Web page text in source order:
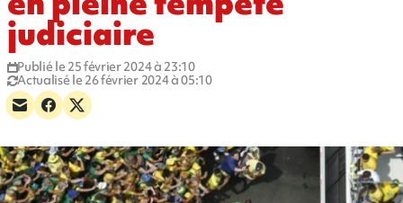
judiciaire
Publié le 25 février 2024 à 23:10
Actualisé le 26 février 2024 à 05:10